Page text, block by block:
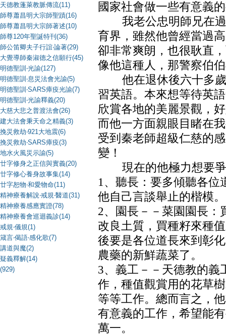
天德教蓬萊教脈傳流(11)
師尊蕭昌明大宗師聖蹟(16)
師尊蕭昌明大宗師著述(10)
師尊120年聖誕特刊(36)
師公笛卿夫子行誼‧論著(29)
大覺導師秦淑德之信願行(45)
明德聖訓‧光諭(127)
明德聖訓‧息災法會光諭(5)
明德聖訓‧SARS瘴疫光諭(7)
明德聖訓‧光諭釋義(20)
大慈大悲之普渡法會(26)
建大法會秉天命之精義(3)
挽災救劫‧921大地震(6)
挽災救劫‧SARS瘴疫(3)
地水火風災示諭(5)
廿字修身之正信與實義(20)
廿字修心養身故事集(14)
廿字恕物‧和愛物命(11)
精神療養解說‧戒規‧醫道(31)
精神療養感應實證(78)
精神療養會巡迴義診(14)
戒規‧儀規(1)
箴言‧偈語‧感化歌(7)
講道與魔(2)
疑義釋解(14)
(929)
國家社會做一些有意義
我老公忠明師兄在過
育界，雖然他曾經當過
卻非常爽朗，也很耿直
像他這種人，那警察伯
他在退休後六十多歲
習英語。本來想等待英
欣賞各地的美麗景觀，
而他一方面親眼目睹在
受到秦老師超級仁慈的
變！
現在的他極力想要爭
1、聽長：要多傾聽各位
他自己言談舉止的楷模。
2、園長－－菜園園長：
改良土質，買種籽來種
後要是各位道長來到彰
農藥的新鮮蔬菜了。
3、義工－－天德教的義
作，種值觀賞用的花草
等等工作。總而言之，
有意義的工作，希望能
萬一。